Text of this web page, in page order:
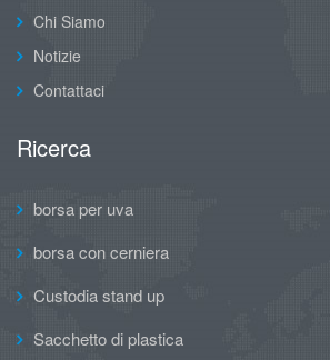
Chi Siamo
Notizie
Contattaci
Ricerca
borsa per uva
borsa con cerniera
Custodia stand up
Sacchetto di plastica